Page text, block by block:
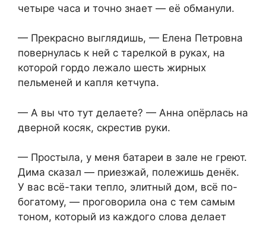
четыре часа и точно знает — её обманули.
— Прекрасно выглядишь, — Елена Петровна
повернулась к ней с тарелкой в руках, на
которой гордо лежало шесть жирных
пельменей и капля кетчупа.
— А вы что тут делаете? — Анна опёрлась на
дверной косяк, скрестив руки.
— Простыла, у меня батареи в зале не греют.
Дима сказал — приезжай, полежишь денёк.
У вас всё-таки тепло, элитный дом, всё по-
богатому, — проговорила она с тем самым
тоном, который из каждого слова делает